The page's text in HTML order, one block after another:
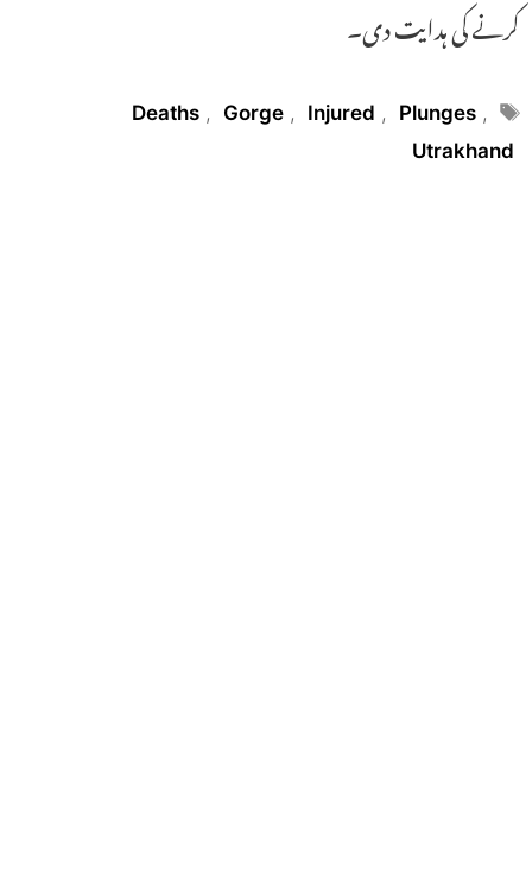
کرنے کی ہدایت دی۔
Tags
Deaths , Gorge , Injured , Plunges ,
Utrakhand